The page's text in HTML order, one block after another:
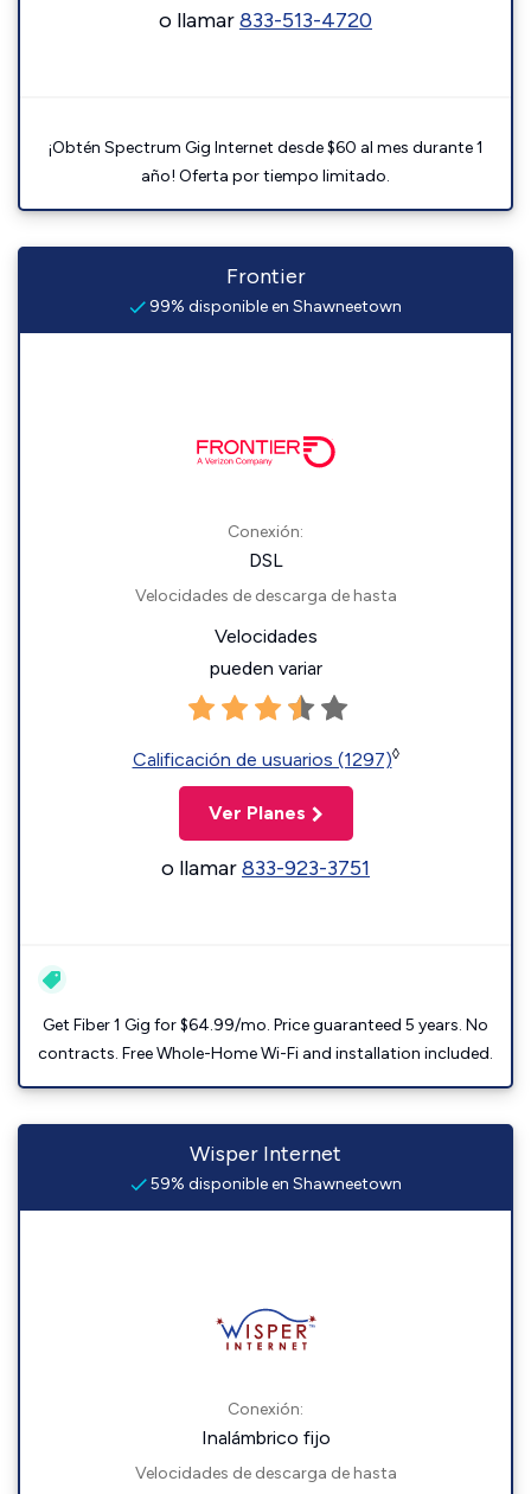
o llamar833-513-4720
¡Obtén Spectrum Gig Internet desde $60 al mes durante 1
año! Oferta por tiempo limitado.
Frontier
99% disponible en Shawneetown
Conexión:
DSL
Velocidades de descarga de hasta
Velocidades
pueden variar
Calificación de usuarios (1297)◊
Ver Planes
o llamar833-923-3751
Get Fiber 1 Gig for $64.99/mo. Price guaranteed 5 years. No
contracts. Free Whole-Home Wi-Fi and installation included.
Wisper Internet
59% disponible en Shawneetown
Conexión:
Inalámbrico fijo
Velocidades de descarga de hasta